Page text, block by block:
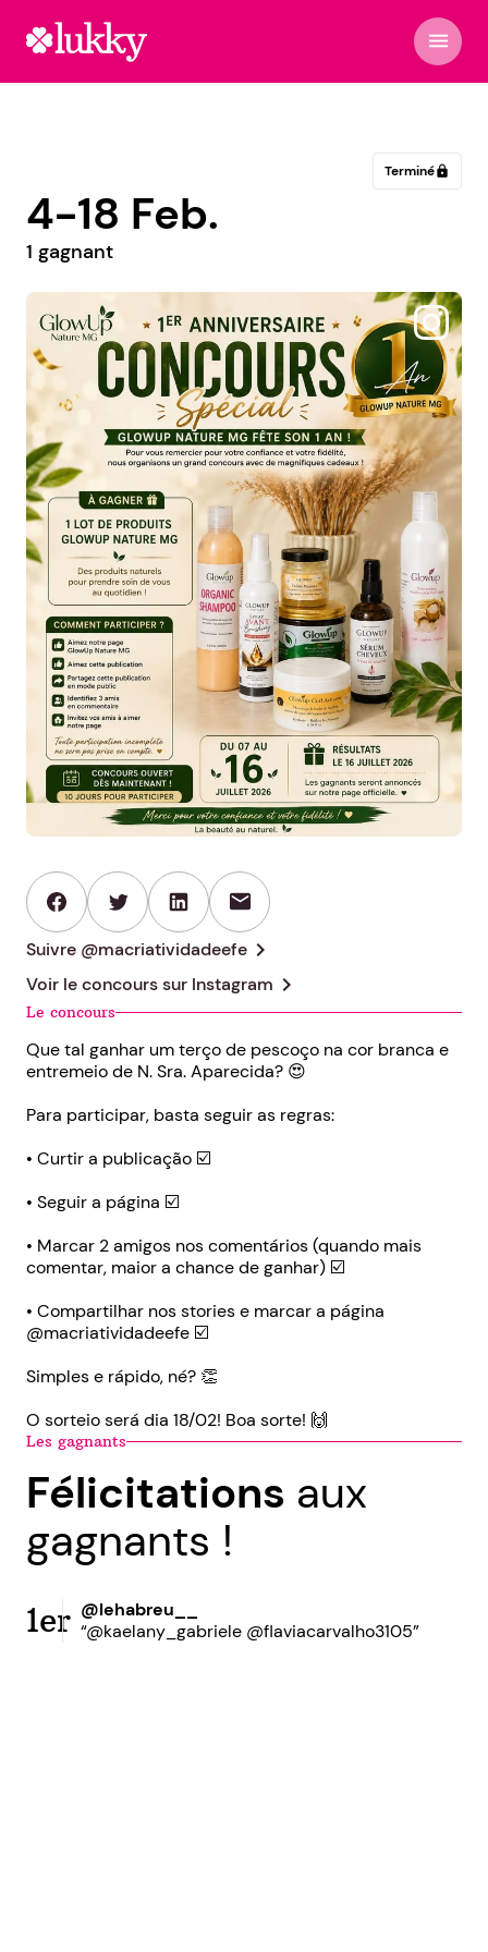
menu
Terminélock
4-18 Feb.
1 gagnant
@macriatividadeefe
mail
Suivre @macriatividadeefe chevron_right
Voir le concours sur Instagram chevron_right
Le concours
Que tal ganhar um terço de pescoço na cor branca e
entremeio de N. Sra. Aparecida? 😍
Para participar, basta seguir as regras:
• Curtir a publicação ☑️
• Seguir a página ☑️
• Marcar 2 amigos nos comentários (quando mais
comentar, maior a chance de ganhar) ☑️
• Compartilhar nos stories e marcar a página
@macriatividadeefe ☑️
Simples e rápido, né? 👏
O sorteio será dia 18/02! Boa sorte! 🙌
Les gagnants
Félicitations aux
gagnants !
1er @lehabreu__
“@kaelany_gabriele @flaviacarvalho3105”